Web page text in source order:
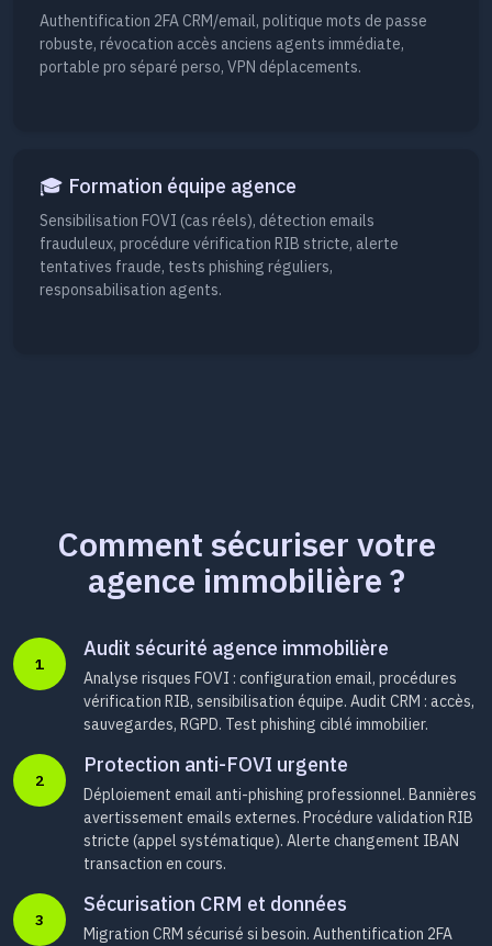
Authentification 2FA CRM/email, politique mots de passe
robuste, révocation accès anciens agents immédiate,
portable pro séparé perso, VPN déplacements.
🎓 Formation équipe agence
Sensibilisation FOVI (cas réels), détection emails
frauduleux, procédure vérification RIB stricte, alerte
tentatives fraude, tests phishing réguliers,
responsabilisation agents.
Comment sécuriser votre
agence immobilière ?
1
Audit sécurité agence immobilière
Analyse risques FOVI : configuration email, procédures
vérification RIB, sensibilisation équipe. Audit CRM : accès,
sauvegardes, RGPD. Test phishing ciblé immobilier.
2
Protection anti-FOVI urgente
Déploiement email anti-phishing professionnel. Bannières
avertissement emails externes. Procédure validation RIB
stricte (appel systématique). Alerte changement IBAN
transaction en cours.
3
Sécurisation CRM et données
Migration CRM sécurisé si besoin. Authentification 2FA